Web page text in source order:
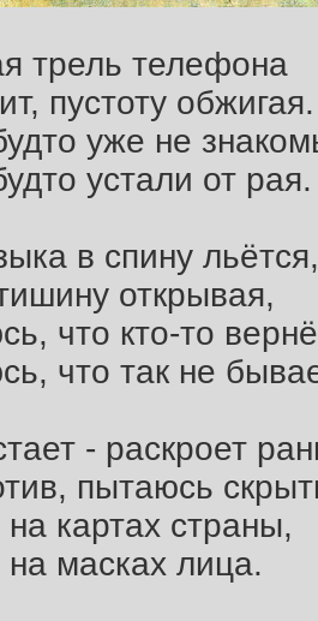
трель телефона
пустоту обжигая.
уже не
устали от рая.
в спину льётся,
открывая,
что кто-то
что так не
- раскроет
пытаюсь
картах страны,
масках лица.